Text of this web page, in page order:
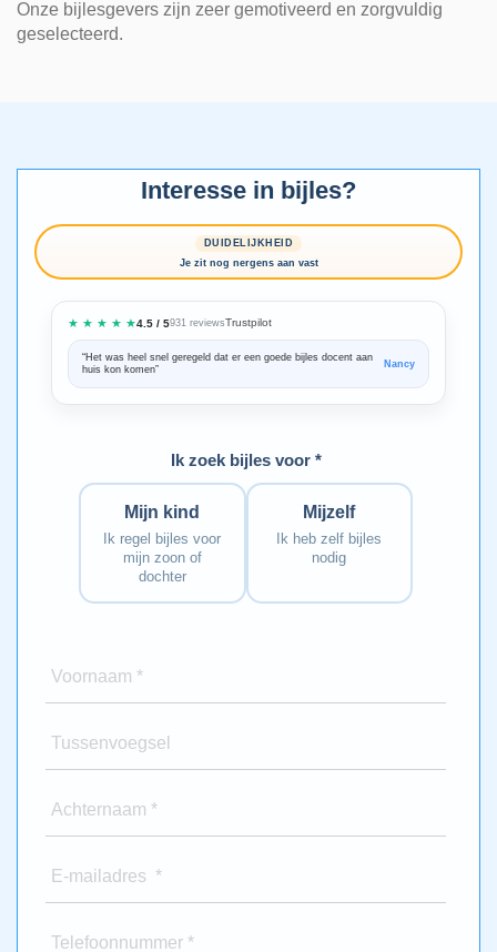
Onze bijlesgevers zijn zeer gemotiveerd en zorgvuldig
geselecteerd.
Interesse in bijles?
DUIDELIJKHEID
Je zit nog nergens aan vast
★ ★ ★ ★ ★4.5 / 5931 reviewsTrustpilot
“Het was heel snel geregeld dat er een goede bijles docent aan
huis kon komen”
Nancy
Ik zoek bijles voor *
Mijn kind
Ik regel bijles voor
mijn zoon of
dochter
Mijzelf
Ik heb zelf bijles
nodig
Voornaam *
Tussenvoegsel
Achternaam *
E-mailadres *
Telefoonnummer *